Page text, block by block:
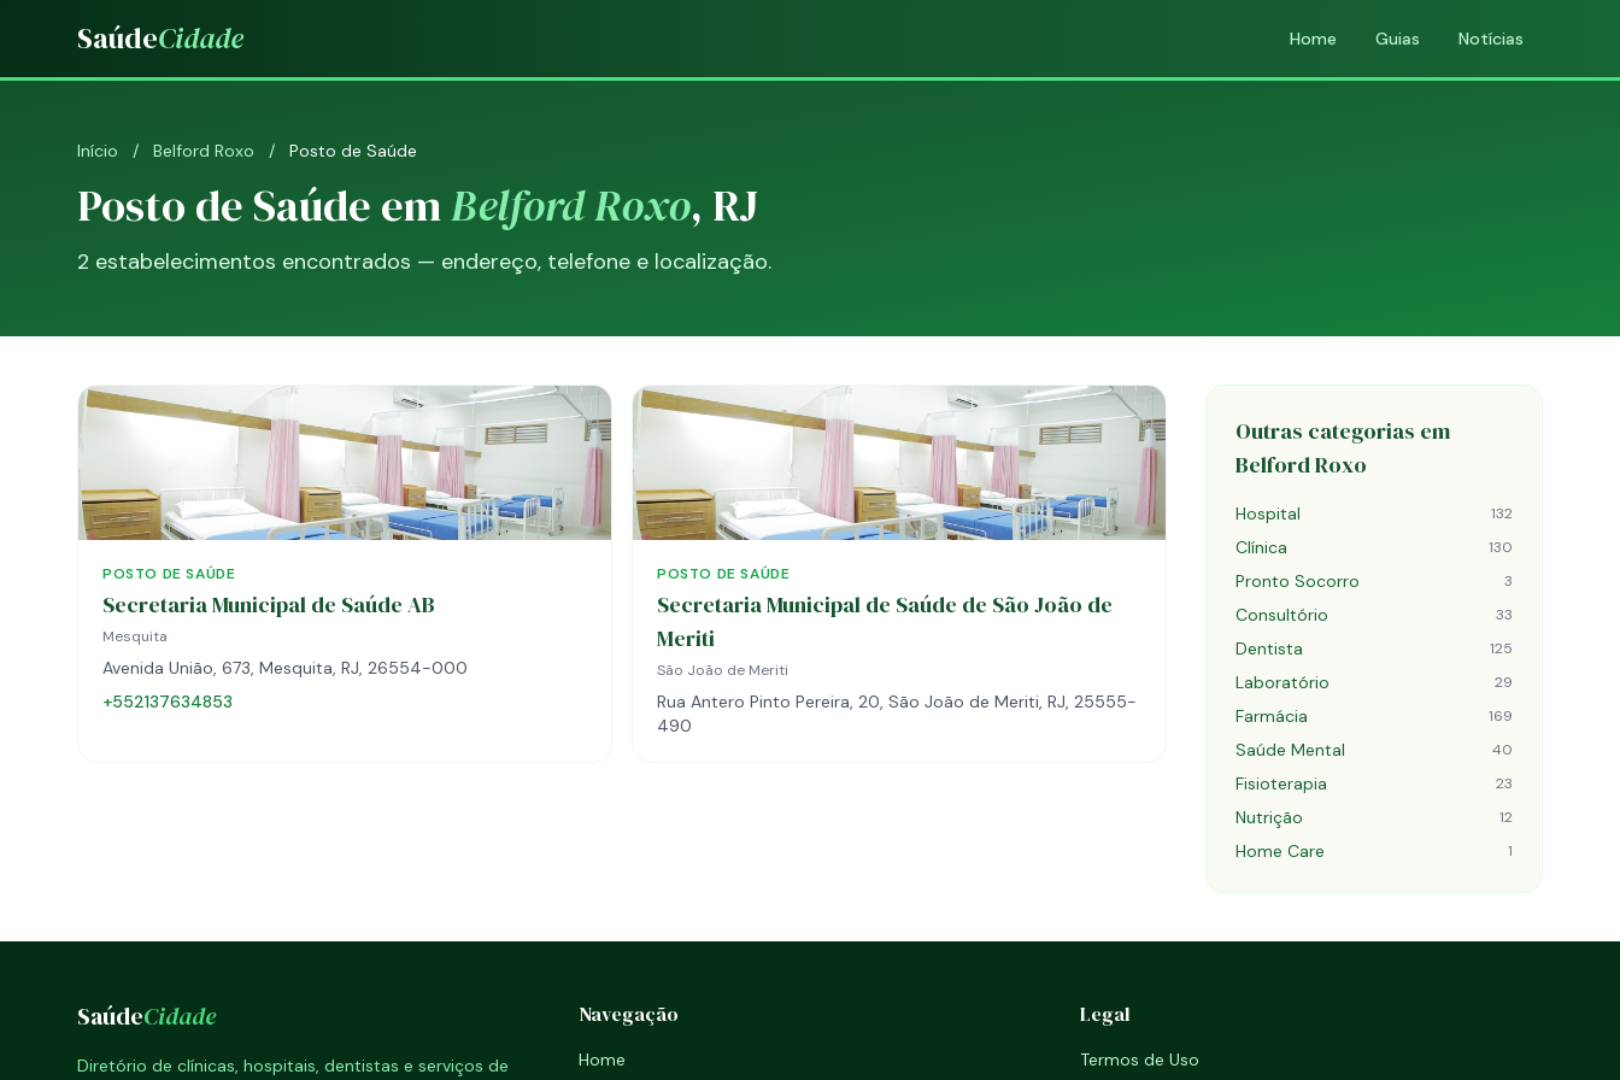
SaúdeCidade Home Guias Notícias
Início / Belford Roxo / Posto de Saúde
Posto de Saúde emBelford Roxo, RJ
2 estabelecimentos encontrados — endereço, telefone e localização.
POSTO DE SAÚDE
Secretaria Municipal de Saúde AB
Mesquita
Avenida União, 673, Mesquita, RJ, 26554-000
+552137634853
POSTO DE SAÚDE
Secretaria Municipal de Saúde de São João de
Meriti
São João de Meriti
Rua Antero Pinto Pereira, 20, São João de Meriti, RJ, 25555-
490
Outras categorias em
Belford Roxo
Hospital 132
Clínica 130
Pronto Socorro 3
Consultório 33
Dentista 125
Laboratório 29
Farmácia 169
Saúde Mental 40
Fisioterapia 23
Nutrição 12
Home Care 1
SaúdeCidade
Diretório de clínicas, hospitais, dentistas e serviços de
Navegação
Home
Legal
Termos de Uso